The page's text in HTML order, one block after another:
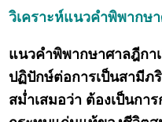
วิเคราะห์แนวคำพิพากษ
แนวคำพิพากษาศาลฎีกา
ปฏิปักษ์ต่อการเป็นสามีภ
สม่ำเสมอว่า ต้องเป็นก